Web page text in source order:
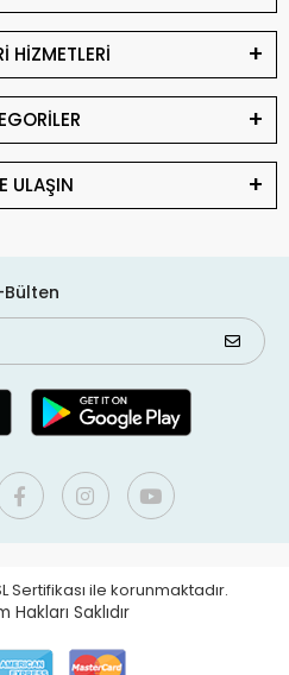
HİZMETLERİ
ULAŞIN
Bülten
Sertifikası ile korunmaktadır.
Hakları Saklıdır